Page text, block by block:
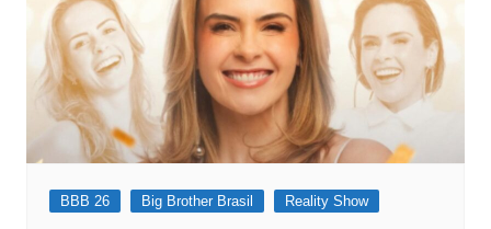
BBB 26 Big Brother Brasil Reality Show